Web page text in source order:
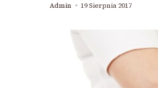
Admin 19 Sierpnia 2017